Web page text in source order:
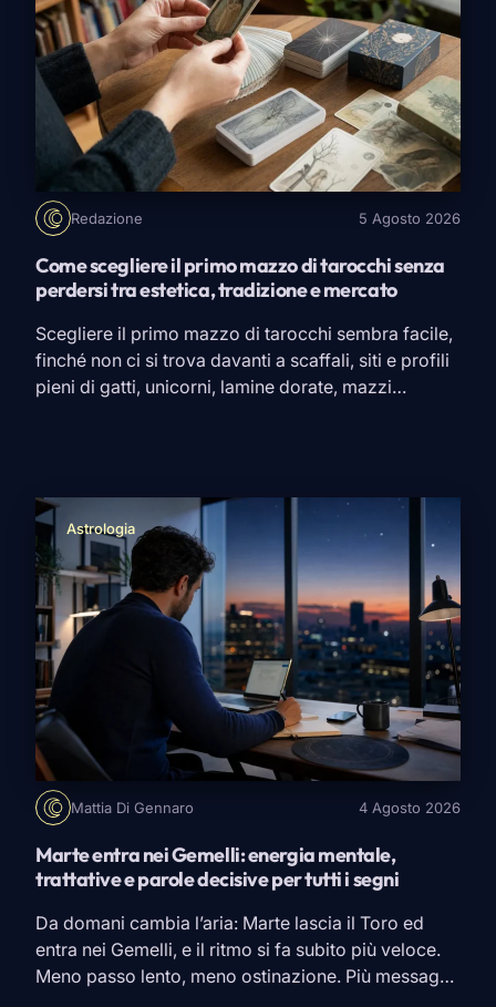
Redazione 5 Agosto 2026
Come scegliere il primo mazzo di tarocchi senza
perdersi tra estetica, tradizione e mercato
Scegliere il primo mazzo di tarocchi sembra facile,
finché non ci si trova davanti a scaffali, siti e profili
pieni di gatti, unicorni, lamine dorate, mazzi
e scoprire, una volta […]
Astrologia
Mattia Di Gennaro 4 Agosto 2026
Marte entra nei Gemelli: energia mentale,
trattative e parole decisive per tutti i segni
Da domani cambia l’aria: Marte lascia il Toro ed
entra nei Gemelli, e il ritmo si fa subito più veloce.
Meno passo lento, meno ostinazione. Più messaggi,